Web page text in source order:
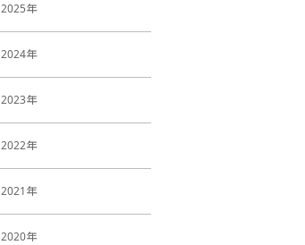
2025年
2024年
2023年
2022年
2021年
2020年